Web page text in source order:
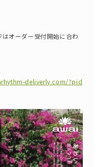
オーダー受付開始に合わ
deliverly.com/?pid